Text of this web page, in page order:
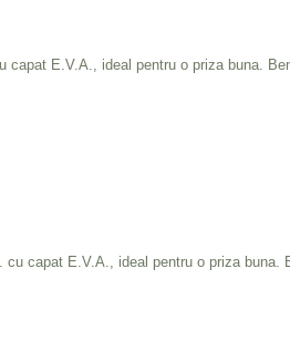
E.V.A., ideal pentru o priza buna.
capat E.V.A., ideal pentru o priza buna.